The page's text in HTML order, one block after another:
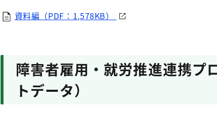
資料編（PDF：1,578KB）
障害者雇用・就労推進連携プ
トデータ）